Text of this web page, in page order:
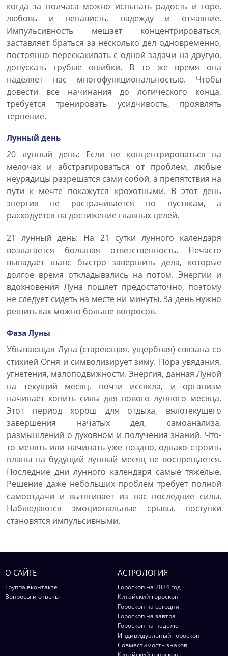
когда за полчаса можно испытать радость и горе,
любовь и ненависть, надежду и отчаяние.
Импульсивность мешает концентрироваться,
заставляет браться за несколько дел одновременно,
постоянно перескакивать с одной задачи на другую,
допускать грубые ошибки. В то же время она
наделяет нас многофункциональностью. Чтобы
довести все начинания до логического конца,
требуется тренировать усидчивость, проявлять
терпение.
Лунный день
20 лунный день: Если не концентрироваться на
мелочах и абстрагироваться от проблем, любые
неурядицы разрешатся сами собой, а препятствия на
пути к мечте покажутся крохотными. В этот день
энергия не растрачивается по пустякам, а
расходуется на достижение главных целей.
21 лунный день: На 21 сутки лунного календаря
возлагается большая ответственность. Нечасто
выпадает шанс быстро завершить дела, которые
долгое время откладывались на потом. Энергии и
вдохновения Луна пошлет предостаточно, поэтому
не следует сидеть на месте ни минуты. За день нужно
решить как можно больше вопросов.
Фаза Луны
Убывающая Луна (стареющая, ущербная) связана со
стихией Огня и символизирует зиму. Пора увядания,
угнетения, малоподвижности. Энергия, данная Луной
на текущий месяц, почти иссякла, и организм
начинает копить силы для нового лунного месяца.
Этот период хорош для отдыха, вялотекущего
завершения начатых дел, самоанализа,
размышлений о духовном и получения знаний. Что-
то менять или начинать уже поздно, однако строить
планы на будущий лунный месяц не воспрещается.
Последние дни лунного календаря самые тяжелые.
Решение даже небольших проблем требует полной
самоотдачи и вытягивает из нас последние силы.
Наблюдаются эмоциональные срывы, поступки
становятся импульсивными.
О САЙТЕ
Группа вконтакте
Вопросы и ответы
АСТРОЛОГИЯ
Гороскоп на 2024 год
Китайский гороскоп
Гороскоп на сегодня
Гороскоп на завтра
Гороскоп на неделю
Индивидуальный гороскоп
Совместимость знаков